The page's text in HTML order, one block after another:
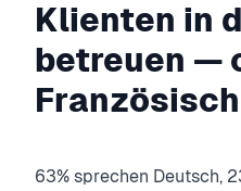
Klienten in
betreuen —
63% sprechen Deutsch,